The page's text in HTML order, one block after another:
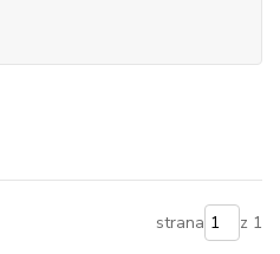
strana z 1